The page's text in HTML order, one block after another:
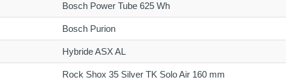
Bosch Power Tube 625 Wh
Bosch Purion
Hybride ASX AL
Rock Shox 35 Silver TK Solo Air 160 mm